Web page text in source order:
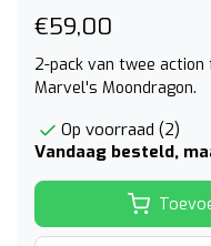
€59,00
2-pack van twee
Marvel's Moondragon.
Op voorraad (2)
Vandaag besteld,